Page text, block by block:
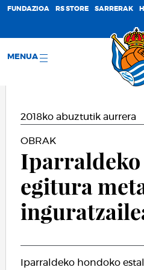
FUNDAZIOA RS STORE SARRERAK
MENUA
2018ko abuztutik aurrera
OBRAK
egitura
Iparraldeko hondoko